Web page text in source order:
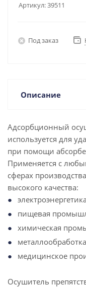
Артикул:39511
Под заказ
Описание
Адсорбционный
используется для
при помощи
Применяется с
сферах
высокого качества:
пищевая
химическая
медицинское
Осушитель